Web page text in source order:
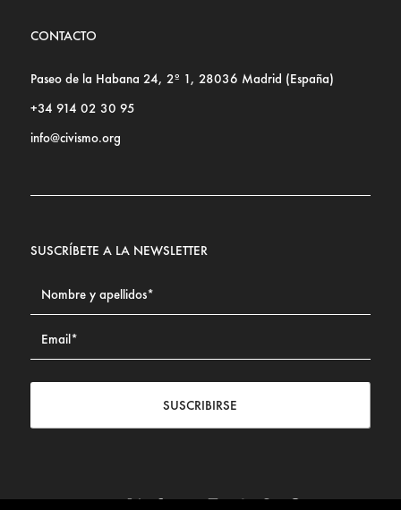
CONTACTO
Paseo de la Habana 24, 2º 1, 28036 Madrid (España)
+34 914 02 30 95
info@civismo.org
SUSCRÍBETE A LA NEWSLETTER
SUSCRIBIRSE